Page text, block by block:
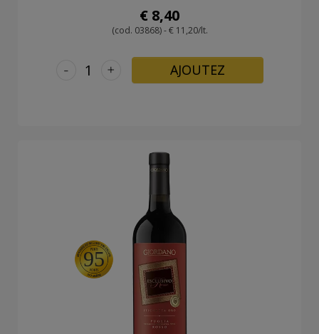
€ 8,40
(cod. 03868) - € 11,20/lt.
+
- AJOUTEZ
95